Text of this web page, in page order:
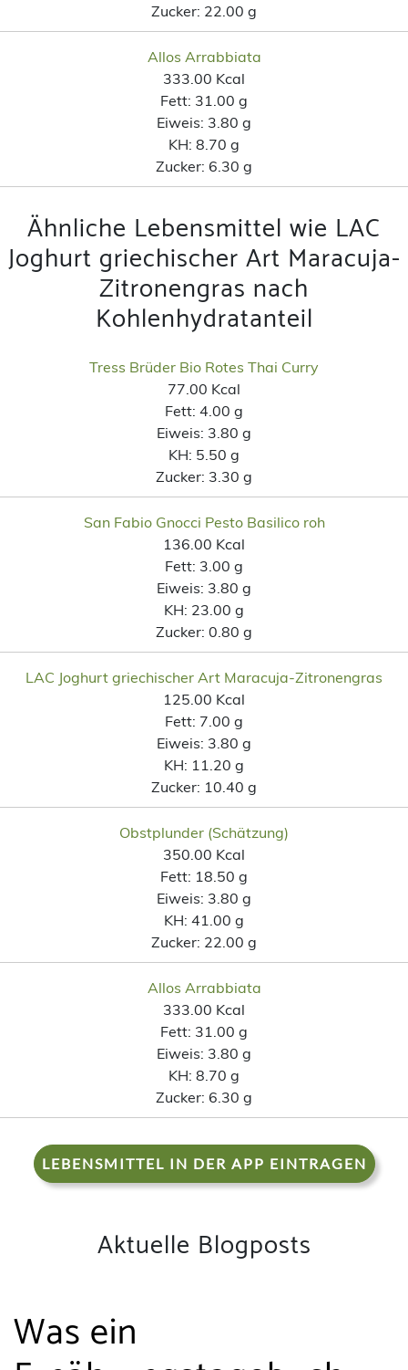
Zucker: 22.00 g
Allos Arrabbiata
333.00 Kcal
Fett: 31.00 g
Eiweis: 3.80 g
KH: 8.70 g
Zucker: 6.30 g
Ähnliche Lebensmittel wie LAC
Joghurt griechischer Art Maracuja-
Zitronengras nach
Kohlenhydratanteil
Tress Brüder Bio Rotes Thai Curry
77.00 Kcal
Fett: 4.00 g
Eiweis: 3.80 g
KH: 5.50 g
Zucker: 3.30 g
San Fabio Gnocci Pesto Basilico roh
136.00 Kcal
Fett: 3.00 g
Eiweis: 3.80 g
KH: 23.00 g
Zucker: 0.80 g
LAC Joghurt griechischer Art Maracuja-Zitronengras
125.00 Kcal
Fett: 7.00 g
Eiweis: 3.80 g
KH: 11.20 g
Zucker: 10.40 g
Obstplunder (Schätzung)
350.00 Kcal
Fett: 18.50 g
Eiweis: 3.80 g
KH: 41.00 g
Zucker: 22.00 g
Allos Arrabbiata
333.00 Kcal
Fett: 31.00 g
Eiweis: 3.80 g
KH: 8.70 g
Zucker: 6.30 g
LEBENSMITTEL IN DER APP EINTRAGEN
Aktuelle Blogposts
Was ein